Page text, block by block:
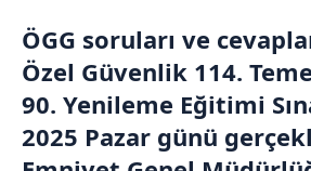
ÖGG soruları ve
Özel Güvenlik 114.
90. Yenileme Eğitimi
2025 Pazar günü